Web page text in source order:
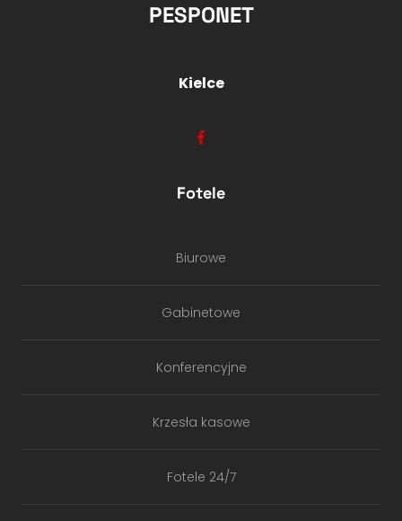
PESPONET
Kielce
Fotele
Biurowe
Gabinetowe
Konferencyjne
Krzesła kasowe
Fotele 24/7